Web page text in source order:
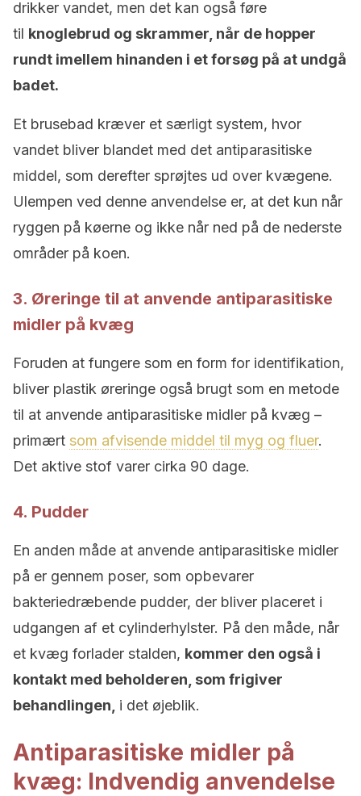
drikker vandet, men det kan også føre
til knoglebrud og skrammer, når de hopper
rundt imellem hinanden i et forsøg på at undgå
badet.
Et brusebad kræver et særligt system, hvor
vandet bliver blandet med det antiparasitiske
middel, som derefter sprøjtes ud over kvægene.
Ulempen ved denne anvendelse er, at det kun når
ryggen på køerne og ikke når ned på de nederste
områder på koen.
3. Øreringe til at anvende antiparasitiske
midler på kvæg
Foruden at fungere som en form for identifikation,
bliver plastik øreringe også brugt som en metode
til at anvende antiparasitiske midler på kvæg –
primært som afvisende middel til myg og fluer.
Det aktive stof varer cirka 90 dage.
4. Pudder
En anden måde at anvende antiparasitiske midler
på er gennem poser, som opbevarer
bakteriedræbende pudder, der bliver placeret i
udgangen af et cylinderhylster. På den måde, når
et kvæg forlader stalden, kommer den også i
kontakt med beholderen, som frigiver
behandlingen, i det øjeblik.
Antiparasitiske midler på
kvæg: Indvendig anvendelse